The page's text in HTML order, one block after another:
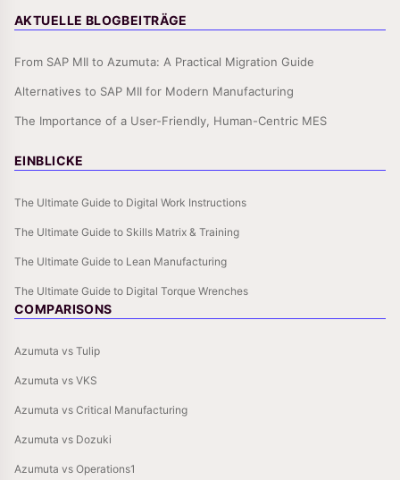
AKTUELLE BLOGBEITRÄGE
From SAP MII to Azumuta: A Practical Migration Guide
Alternatives to SAP MII for Modern Manufacturing
The Importance of a User-Friendly, Human-Centric MES
EINBLICKE
The Ultimate Guide to Digital Work Instructions
The Ultimate Guide to Skills Matrix & Training
The Ultimate Guide to Lean Manufacturing
The Ultimate Guide to Digital Torque Wrenches
COMPARISONS
Azumuta vs Tulip
Azumuta vs VKS
Azumuta vs Critical Manufacturing
Azumuta vs Dozuki
Azumuta vs Operations1